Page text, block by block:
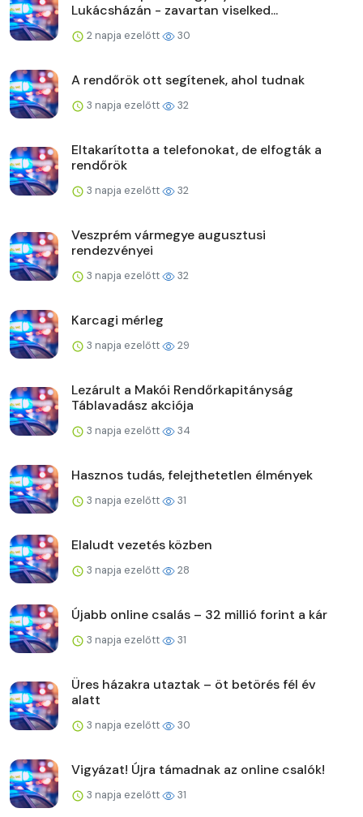
Lukácsházán - zavartan viselked...
2 napja ezelőtt 30
A rendőrök ott segítenek, ahol tudnak
3 napja ezelőtt 32
Eltakarította a telefonokat, de elfogták a
rendőrök
3 napja ezelőtt 32
Veszprém vármegye augusztusi
rendezvényei
3 napja ezelőtt 32
Karcagi mérleg
3 napja ezelőtt 29
Lezárult a Makói Rendőrkapitányság
Táblavadász akciója
3 napja ezelőtt 34
Hasznos tudás, felejthetetlen élmények
3 napja ezelőtt 31
Elaludt vezetés közben
3 napja ezelőtt 28
Újabb online csalás – 32 millió forint a kár
3 napja ezelőtt 31
Üres házakra utaztak – öt betörés fél év
alatt
3 napja ezelőtt 30
Vigyázat! Újra támadnak az online csalók!
3 napja ezelőtt 31